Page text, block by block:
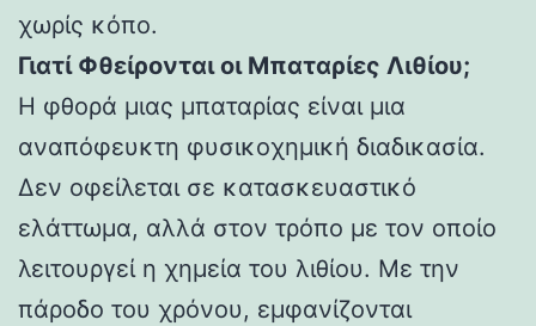
χωρίς κόπο.
Γιατί Φθείρονται οι Μπαταρίες Λιθίου;
Η φθορά μιας μπαταρίας είναι μια
αναπόφευκτη φυσικοχημική διαδικασία.
Δεν οφείλεται σε κατασκευαστικό
ελάττωμα, αλλά στον τρόπο με τον οποίο
λειτουργεί η χημεία του λιθίου. Με την
πάροδο του χρόνου, εμφανίζονται